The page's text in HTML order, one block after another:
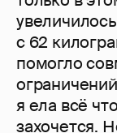
с 62
помогло
я ела всё
захочется.